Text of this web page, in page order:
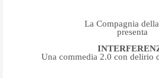
La Compagnia della
presenta
Una commedia 2.0 con delirio